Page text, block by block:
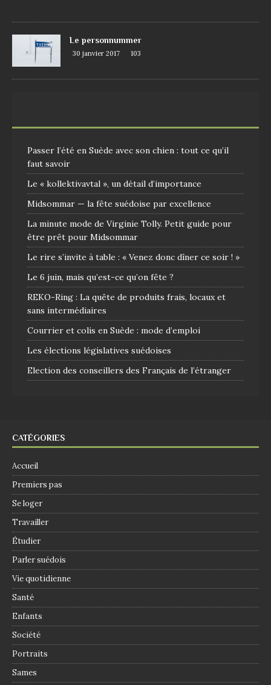
Le personnummer
30 janvier 2017 103
Passer l’été en Suède avec son chien : tout ce qu’il
faut savoir
Le « kollektivavtal », un détail d’importance
Midsommar — la fête suédoise par excellence
La minute mode de Virginie Tolly. Petit guide pour
être prêt pour Midsommar
Le rire s’invite à table : « Venez donc dîner ce soir ! »
Le 6 juin, mais qu’est-ce qu’on fête ?
REKO-Ring : La quête de produits frais, locaux et
sans intermédiaires
Courrier et colis en Suède : mode d’emploi
Les élections législatives suédoises
Election des conseillers des Français de l’étranger
CATÉGORIES
Accueil
Premiers pas
Se loger
Travailler
Étudier
Parler suédois
Vie quotidienne
Santé
Enfants
Société
Portraits
Sames